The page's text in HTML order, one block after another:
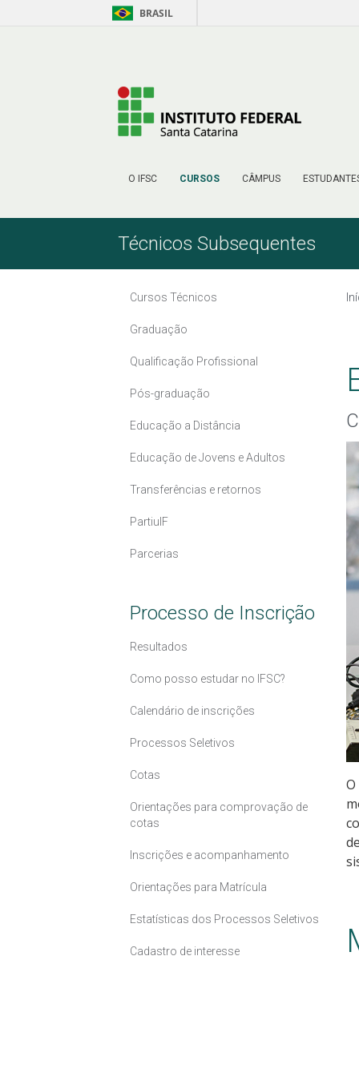
Pular para o Conteúdo BRASIL
O IFSC CURSOS CÂMPUS
Técnicos Subsequentes
Cursos Técnicos
Graduação
Qualificação Profissional
Pós-graduação
Educação a Distância
Educação de Jovens e Adultos
Transferências e retornos
PartiuIF
Parcerias
Processo de Inscrição
Resultados
Como posso estudar no IFSC?
Calendário de inscrições
Processos Seletivos
Cotas
Orientações para comprovação de
cotas
Inscrições e acompanhamento
Orientações para Matrícula
Estatísticas dos Processos Seletivos
Cadastro de interesse